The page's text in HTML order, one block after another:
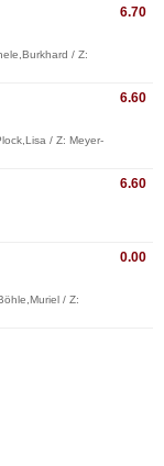
6.70
/ Z:
6.60
/ Z: Meyer-
6.60
0.00
/ Z: